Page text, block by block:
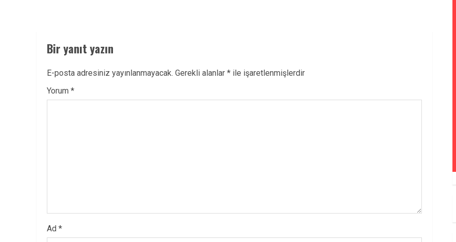
Bir yanıt yazın
E-posta adresiniz yayınlanmayacak. Gerekli alanlar * ile işaretlenmişlerdir
Yorum *
Ad *